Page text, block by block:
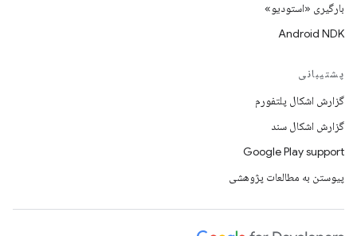
بارگیری «استودیو»
Android NDK
پشتیبانی
گزارش اشکال پلتفورم
گزارش اشکال سند
Google Play support
پیوستن به مطالعات پژوهشی